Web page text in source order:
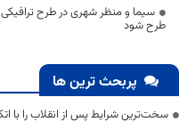
سیما و منظر شهری در طرح
طرح شود
پربحث ترین ها
سخت‌ترین شرایط پس از انقلاب را با